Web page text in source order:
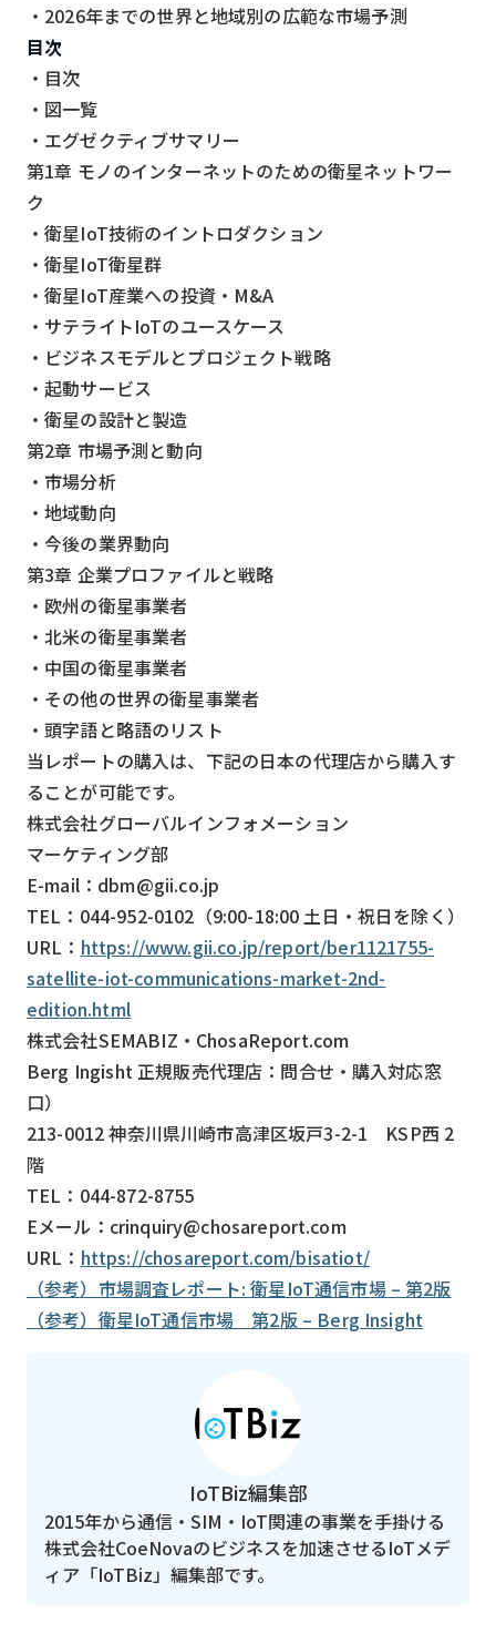
AI
おすすめ
SIM
スマホ
リセット
検索する
・2026年までの世界と地域別の広範な市場予測
目次
・目次
・図一覧
・エグゼクティブサマリー
第1章 モノのインターネットのための衛星ネットワー
ク
・衛星IoT技術のイントロダクション
・衛星IoT衛星群
・衛星IoT産業への投資・M&A
・サテライトIoTのユースケース
・ビジネスモデルとプロジェクト戦略
・起動サービス
・衛星の設計と製造
第2章 市場予測と動向
・市場分析
・地域動向
・今後の業界動向
第3章 企業プロファイルと戦略
・欧州の衛星事業者
・北米の衛星事業者
・中国の衛星事業者
・その他の世界の衛星事業者
・頭字語と略語のリスト
当レポートの購入は、下記の日本の代理店から購入す
ることが可能です。
株式会社グローバルインフォメーション
マーケティング部
E-mail：dbm@gii.co.jp
TEL：044-952-0102（9:00-18:00 土日・祝日を除く）
URL： https://www.gii.co.jp/report/ber1121755-
satellite-iot-communications-market-2nd-
edition.html
株式会社SEMABIZ・ChosaReport.com
Berg Ingisht 正規販売代理店：問合せ・購入対応窓
口）
213-0012 神奈川県川崎市高津区坂戸3-2-1 KSP西 2
階
TEL：044-872-8755
Eメール：crinquiry@chosareport.com
URL： https://chosareport.com/bisatiot/
（参考）市場調査レポート: 衛星IoT通信市場 – 第2版
（参考）衛星IoT通信市場 第2版 – Berg Insight
IoTBiz編集部
2015年から通信・SIM・IoT関連の事業を手掛ける
株式会社CoeNovaのビジネスを加速させるIoTメデ
ィア「IoTBiz」編集部です。